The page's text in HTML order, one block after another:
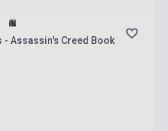
- Assassin's Creed Book